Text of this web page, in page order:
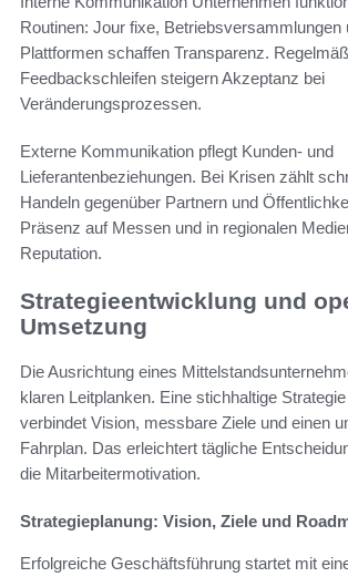
Routinen: Jour fixe, Betriebsversammlungen
Plattformen schaffen Transparenz.
Feedbackschleifen steigern Akzeptanz bei
Veränderungsprozessen.
Externe Kommunikation pflegt Kunden- und
Lieferantenbeziehungen. Bei Krisen zählt
Handeln gegenüber Partnern und
Präsenz auf Messen und in regionalen
Reputation.
Strategieentwicklung und
Umsetzung
Die Ausrichtung eines
klaren Leitplanken. Eine stichhaltige
verbindet Vision, messbare Ziele und einen
Fahrplan. Das erleichtert tägliche
die Mitarbeitermotivation.
Strategieplanung: Vision, Ziele und
Erfolgreiche Geschäftsführung startet mit